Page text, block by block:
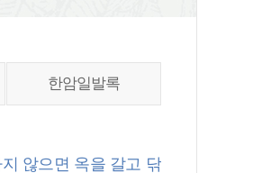
한암일발록
않으면 옥을 갈고 닦